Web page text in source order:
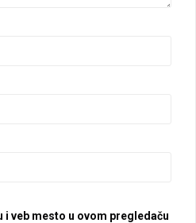
i veb mesto u ovom pregledaču